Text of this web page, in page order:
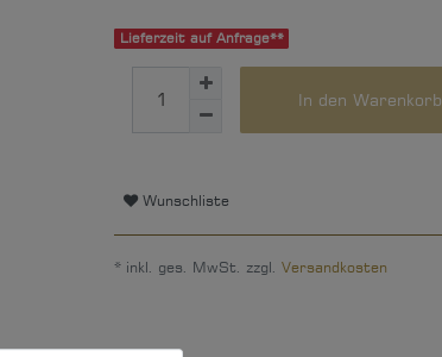
Lieferzeit auf Anfrage**
In den Warenkorb
Wunschliste
* inkl. ges. MwSt. zzgl. Versandkosten